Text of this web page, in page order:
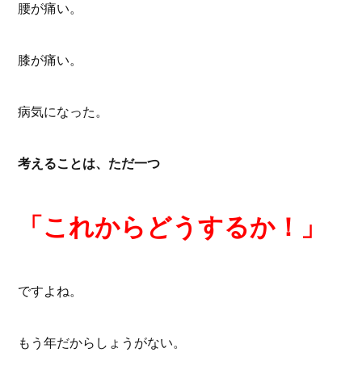
腰が痛い。
膝が痛い。
病気になった。
考えることは、ただ一つ
「これからどうするか！」
ですよね。
もう年だからしょうがない。